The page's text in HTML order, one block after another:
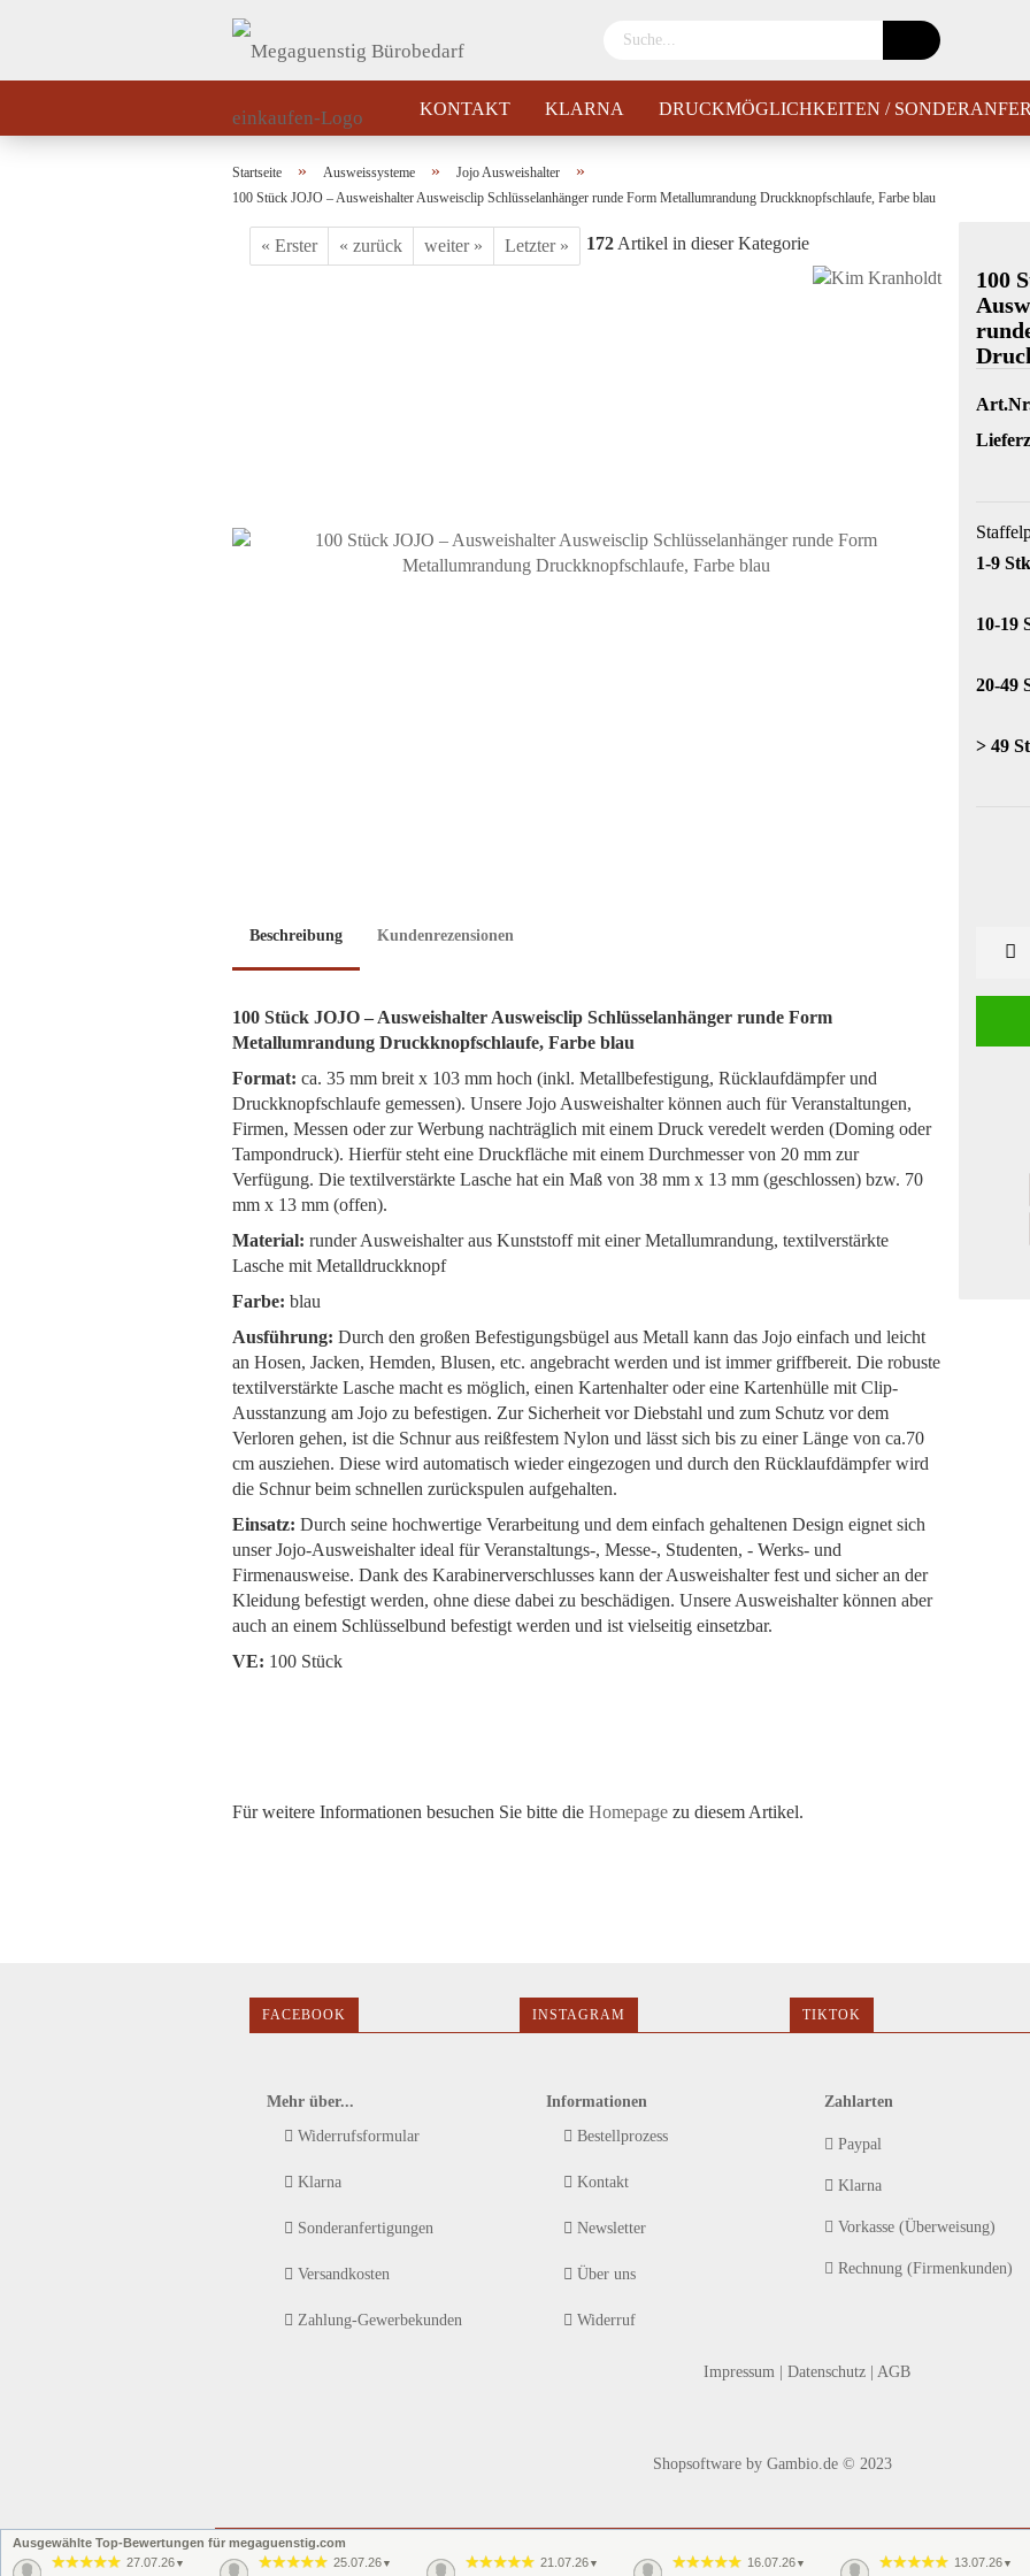
KONTAKT KLARNA DRUCKMÖGLICHKEITEN /
Startseite » Ausweissysteme » Jojo Ausweishalter »
100 Stück JOJO – Ausweishalter Ausweisclip Schlüsselanhänger runde Form Metallumrandung Druckknopfschlaufe, Farbe blau
« Erster « zurück weiter » Letzter » 172 Artikel in dieser Kategorie
100
1-9
10-19
20-49
> 49
Beschreibung Kundenrezensionen
100 Stück JOJO – Ausweishalter Ausweisclip Schlüsselanhänger runde Form
Metallumrandung Druckknopfschlaufe, Farbe blau
Format: ca. 35 mm breit x 103 mm hoch (inkl. Metallbefestigung, Rücklaufdämpfer und
Druckknopfschlaufe gemessen). Unsere Jojo Ausweishalter können auch für Veranstaltungen,
Firmen, Messen oder zur Werbung nachträglich mit einem Druck veredelt werden (Doming oder
Tampondruck). Hierfür steht eine Druckfläche mit einem Durchmesser von 20 mm zur
Verfügung. Die textilverstärkte Lasche hat ein Maß von 38 mm x 13 mm (geschlossen) bzw. 70
mm x 13 mm (offen).
Material: runder Ausweishalter aus Kunststoff mit einer Metallumrandung, textilverstärkte
Lasche mit Metalldruckknopf
Farbe: blau
Ausführung: Durch den großen Befestigungsbügel aus Metall kann das Jojo einfach und leicht
an Hosen, Jacken, Hemden, Blusen, etc. angebracht werden und ist immer griffbereit. Die robuste
textilverstärkte Lasche macht es möglich, einen Kartenhalter oder eine Kartenhülle mit Clip-
Ausstanzung am Jojo zu befestigen. Zur Sicherheit vor Diebstahl und zum Schutz vor dem
Verloren gehen, ist die Schnur aus reißfestem Nylon und lässt sich bis zu einer Länge von ca.70
cm ausziehen. Diese wird automatisch wieder eingezogen und durch den Rücklaufdämpfer wird
die Schnur beim schnellen zurückspulen aufgehalten.
Einsatz: Durch seine hochwertige Verarbeitung und dem einfach gehaltenen Design eignet sich
unser Jojo-Ausweishalter ideal für Veranstaltungs-, Messe-, Studenten, - Werks- und
Firmenausweise. Dank des Karabinerverschlusses kann der Ausweishalter fest und sicher an der
Kleidung befestigt werden, ohne diese dabei zu beschädigen. Unsere Ausweishalter können aber
auch an einem Schlüsselbund befestigt werden und ist vielseitig einsetzbar.
VE: 100 Stück
Für weitere Informationen besuchen Sie bitte die Homepage zu diesem Artikel.
FACEBOOK INSTAGRAM TIKTOK
Mehr über...
Widerrufsformular
Klarna
Sonderanfertigungen
Versandkosten
Zahlung-Gewerbekunden
Informationen
Bestellprozess
Kontakt
Newsletter
Über uns
Widerruf
Zahlarten
Paypal
Klarna
Vorkasse (Überweisung)
Rechnung (Firmenkunden)
Impressum Datenschutz AGB
Shopsoftware by Gambio.de © 2023
Ausgewählte Top-Bewertungen für megaguenstig.com
27.07.26 ▼ 25.07.26 ▼ 21.07.26 ▼ 16.07.26 ▼ 13.07.26 ▼